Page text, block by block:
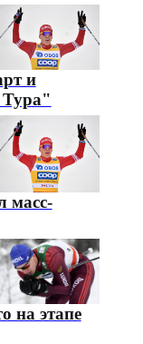
и
Тура"
масс-
на этапе